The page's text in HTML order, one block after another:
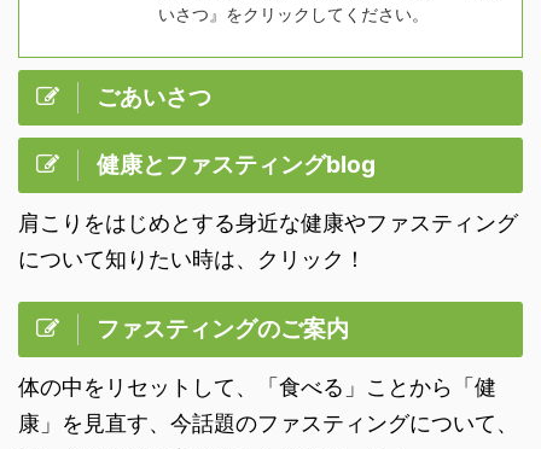
いさつ』をクリックしてください。
ごあいさつ
健康とファスティングblog
肩こりをはじめとする身近な健康やファスティング
について知りたい時は、クリック！
ファスティングのご案内
体の中をリセットして、「食べる」ことから「健
康」を見直す、今話題のファスティングについて、